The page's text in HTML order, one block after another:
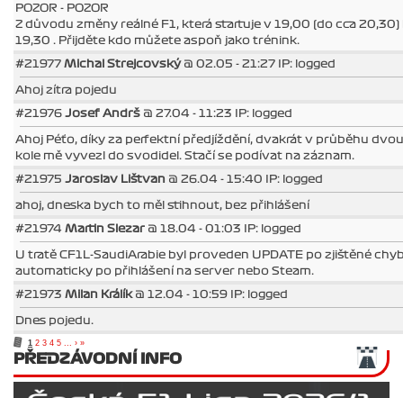
POZOR - POZOR
Z důvodu změny reálné F1, která startuje v 19,00 (do cca
19,30 . Přijděte kdo můžete aspoň jako trénink.
#21977 Michal Strejcovský@ 02.05 - 21:27 IP: logged
Ahoj zítra pojedu
#21976 Josef Andrš @ 27.04 - 11:23 IP: logged
Ahoj Péťo, díky za perfektní předjíždění, dvakrát v průběhu
kole mě vyvezl do svodidel. Stačí se podívat na záznam.
#21975 Jaroslav Lištvan @ 26.04 - 15:40 IP: logged
ahoj, dneska bych to měl stihnout, bez přihlášení
#21974 Martin Slezar @ 18.04 - 01:03 IP: logged
U tratě CF1L-SaudiArabie byl proveden UPDATE po zjištěné
automaticky po přihlášení na server nebo Steam.
#21973 Milan Králík@ 12.04 - 10:59 IP: logged
Dnes pojedu.
1 2 3 4 5 › »
PŘEDZÁVODNÍ INFO